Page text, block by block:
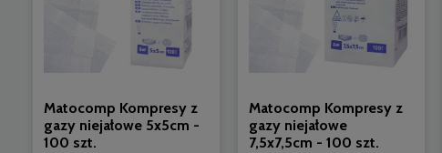
Matocomp Kompresy z
gazy niejałowe 5x5cm -
100 szt.
Matocomp Kompresy z
gazy niejałowe
7,5x7,5cm - 100 szt.